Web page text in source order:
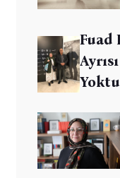
Fuad